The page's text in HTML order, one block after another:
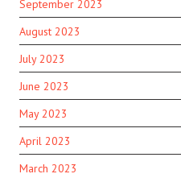
September 2023
August 2023
July 2023
June 2023
May 2023
April 2023
March 2023